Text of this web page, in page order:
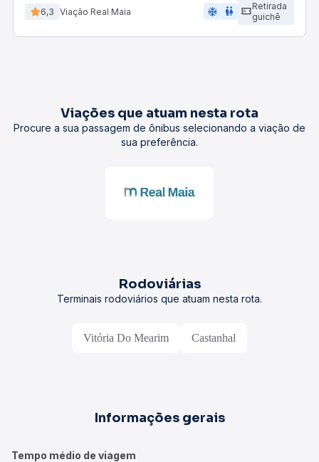
6,3 Viação Real Maia ac_unit wc
Retirada
guichê
Viações que atuam nesta rota
Procure a sua passagem de ônibus selecionando a viação de
sua preferência.
Rodoviárias
Terminais rodoviários que atuam nesta rota.
Vitória Do Mearim Castanhal
Informações gerais
Tempo médio de viagem